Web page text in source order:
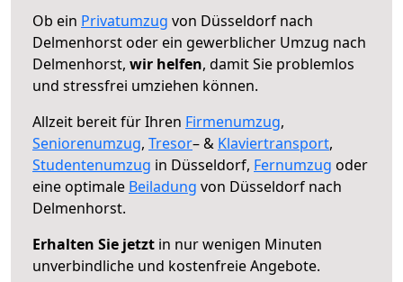
Ob ein Privatumzug von Düsseldorf nach
Delmenhorst oder ein gewerblicher Umzug nach
Delmenhorst, wir helfen, damit Sie problemlos
und stressfrei umziehen können.
Allzeit bereit für Ihren Firmenumzug,
Seniorenumzug, Tresor– & Klaviertransport,
Studentenumzug in Düsseldorf, Fernumzug oder
eine optimale Beiladung von Düsseldorf nach
Delmenhorst.
Erhalten Sie jetzt in nur wenigen Minuten
unverbindliche und kostenfreie Angebote.